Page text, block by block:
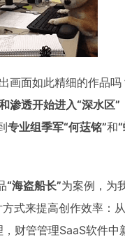
面如此精细的作品吗
渗透开始进入“深水区
专业组季军“何荙铭”和
“海盗船长”为案例，为
式来提高创作效率：
管管理SaaS软件中